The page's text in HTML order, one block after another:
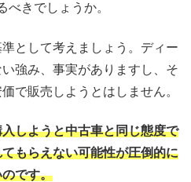
べきでしょうか。
準として考えましょう。ディー
強み、事実がありますし、そ
で販売しようとはしません。
しようと中古車と同じ態度で
もらえない可能性が圧倒的に
です。